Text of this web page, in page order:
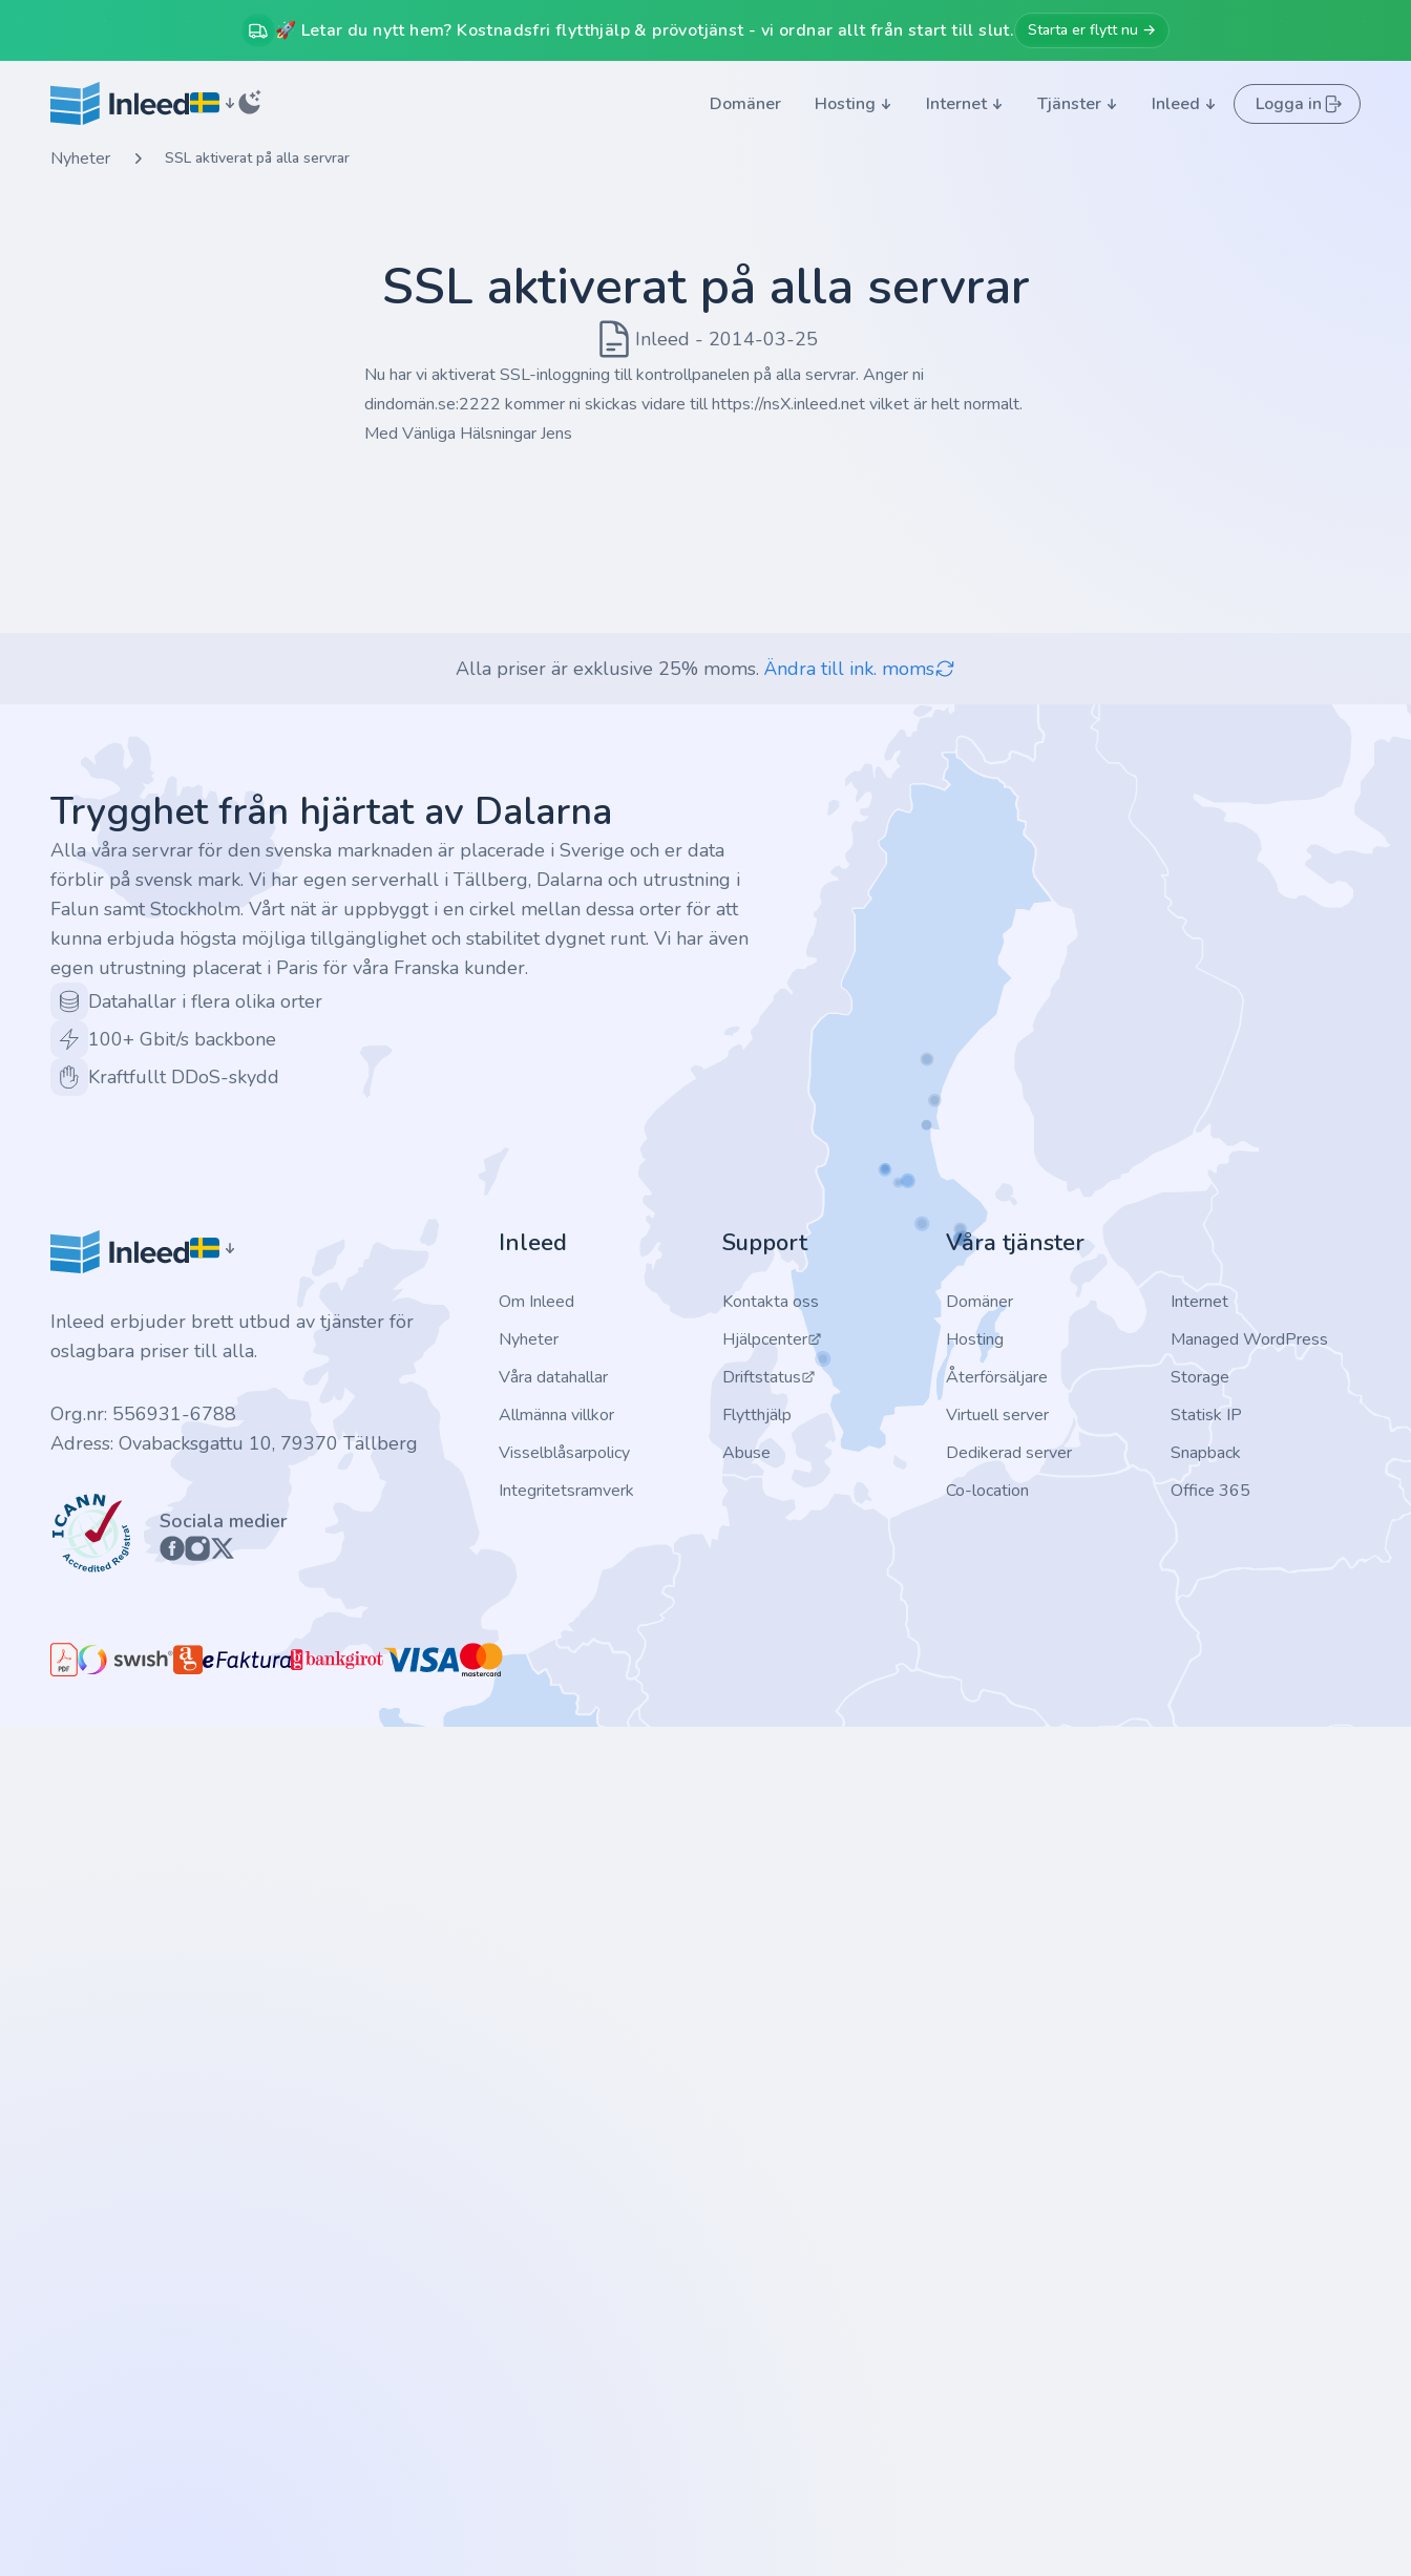
🚀 Letar du nytt hem? Kostnadsfri flytthjälp & prövotjänst - vi ordnar allt från start till slut. Starta er flytt nu →
Domäner Hosting Internet Tjänster Inleed Logga in
Nyheter SSL aktiverat på alla servrar
SSL aktiverat på alla servrar
Inleed - 2014-03-25
Nu har vi aktiverat SSL-inloggning till kontrollpanelen på alla servrar. Anger ni
dindomän.se:2222 kommer ni skickas vidare till https://nsX.inleed.net vilket är helt normalt.
Med Vänliga Hälsningar Jens
Alla priser är exklusive 25% moms. Ändra till ink. moms
Trygghet från hjärtat av Dalarna
Alla våra servrar för den svenska marknaden är placerade i Sverige och er data
förblir på svensk mark. Vi har egen serverhall i Tällberg, Dalarna och utrustning i
Falun samt Stockholm. Vårt nät är uppbyggt i en cirkel mellan dessa orter för att
kunna erbjuda högsta möjliga tillgänglighet och stabilitet dygnet runt. Vi har även
egen utrustning placerat i Paris för våra Franska kunder.
Datahallar i flera olika orter
100+ Gbit/s backbone
Kraftfullt DDoS-skydd
Inleed erbjuder brett utbud av tjänster för
oslagbara priser till alla.
Org.nr: 556931-6788
Adress: Ovabacksgattu 10, 79370 Tällberg
ICANN
Sociala medier
Inleed
Om Inleed
Nyheter
Våra datahallar
Allmänna villkor
Visselblåsarpolicy
Integritetsramverk
Support
Kontakta oss
Hjälpcenter
Driftstatus
Flytthjälp
Abuse
Våra tjänster
Domäner
Hosting
Återförsäljare
Virtuell server
Dedikerad server
Co-location
Internet
Managed WordPress
Storage
Statisk IP
Snapback
Office 365